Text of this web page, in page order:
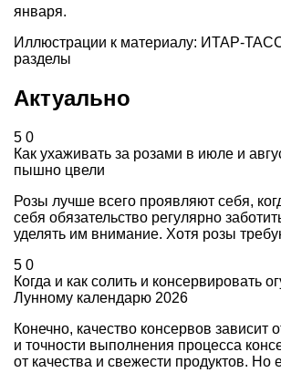
января.
Иллюстрации к материалу: ИТАР-
разделы
Актуально
5 0
Как ухаживать за розами в июле и
пышно цвели
Розы лучше всего проявляют себя,
себя обязательство регулярно
уделять им внимание. Хотя розы
5 0
Когда и как солить и консервировать
Лунному календарю 2026
Конечно, качество консервов зависит
и точности выполнения процесса
от качества и свежести продуктов. Но